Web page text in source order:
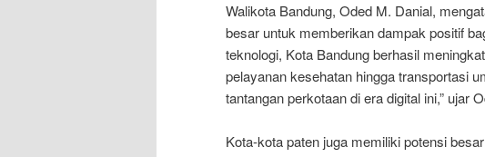
Walikota Bandung, Oded M. Danial,
besar untuk memberikan dampak positif
teknologi, Kota Bandung berhasil
pelayanan kesehatan hingga transportasi
tantangan perkotaan di era digital ini,” ujar
Kota-kota paten juga memiliki potensi